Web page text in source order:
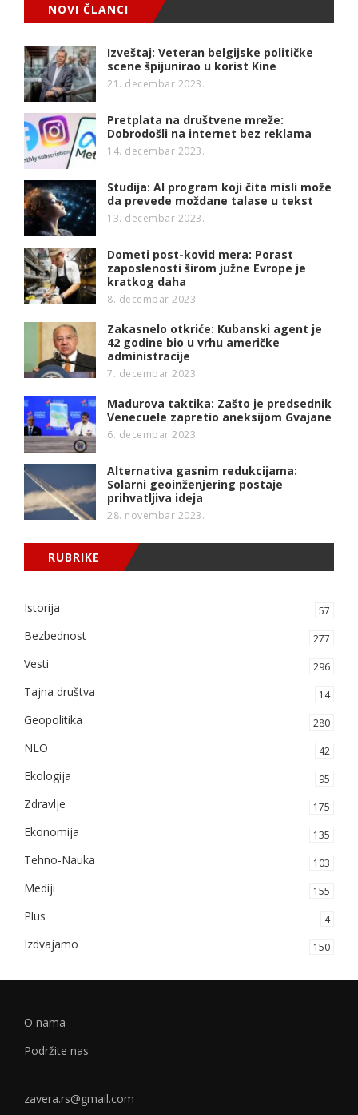
NOVI ČLANCI
Izveštaj: Veteran belgijske političke
scene špijunirao u korist Kine
21. decembar 2023.
Pretplata na društvene mreže:
Dobrodošli na internet bez reklama
14. decembar 2023.
Studija: AI program koji čita misli može
da prevede moždane talase u tekst
13. decembar 2023.
Dometi post-kovid mera: Porast
zaposlenosti širom južne Evrope je
kratkog daha
8. decembar 2023.
Zakasnelo otkriće: Kubanski agent je
42 godine bio u vrhu američke
administracije
7. decembar 2023.
Madurova taktika: Zašto je predsednik
Venecuele zapretio aneksijom Gvajane
6. decembar 2023.
Alternativa gasnim redukcijama:
Solarni geoinženjering postaje
prihvatljiva ideja
28. novembar 2023.
RUBRIKE
Istorija 57
Bezbednost 277
Vesti 296
Tajna društva 14
Geopolitika 280
NLO 42
Ekologija 95
Zdravlje 175
Ekonomija 135
Tehno-Nauka 103
Mediji 155
Plus 4
Izdvajamo 150
O nama
Podržite nas
zavera.rs@gmail.com